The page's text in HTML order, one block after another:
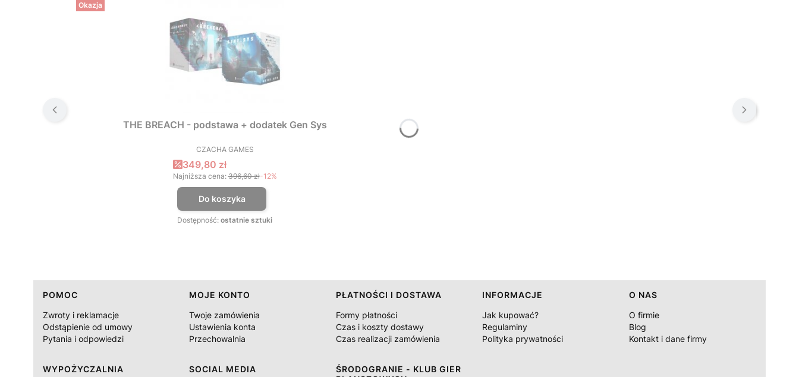
Okazja
THE BREACH - podstawa + dodatek Gen Sys
PRODUCENT
CZACHA GAMES
Cena promocyjna
349,80 zł
Najniższa cena: 396,60 zł-12%
Do koszyka
Dostępność: ostatnie sztuki
Linki w stopce
POMOC
Zwroty i reklamacje
Odstąpienie od umowy
Pytania i odpowiedzi
MOJE KONTO
Twoje zamówienia
Ustawienia konta
Przechowalnia
PŁATNOŚCI I DOSTAWA
Formy płatności
Czas i koszty dostawy
Czas realizacji zamówienia
INFORMACJE
Jak kupować?
Regulaminy
Polityka prywatności
O NAS
O firmie
Blog
Kontakt i dane firmy
WYPOŻYCZALNIA SOCIAL MEDIA
ŚRODOGRANIE - KLUB GIER